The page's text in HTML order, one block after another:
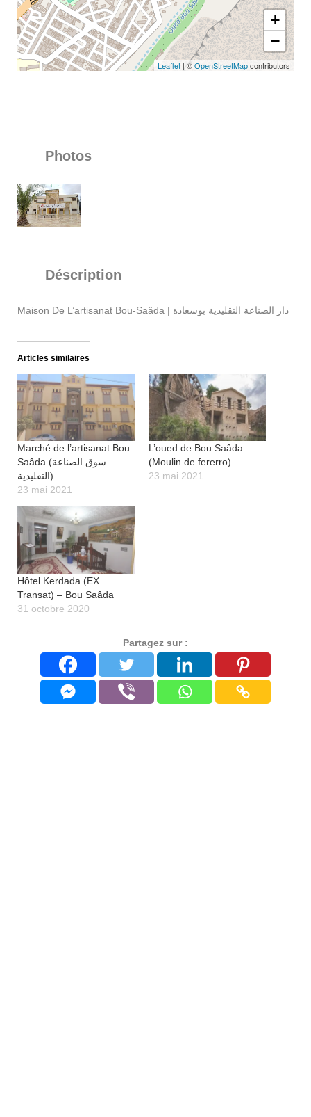
+
−
Leaflet| ©OpenStreetMapcontributors
Photos
Déscription
دار الصناعة التقليدية بوسعادة | Maison De L’artisanat Bou-Saâda
Articles similaires
Marché de l’artisanat Bou
Saâda (سوق الصناعة
التقليدية)
23 mai 2021
L’oued de Bou Saâda
(Moulin de fererro)
23 mai 2021
Hôtel Kerdada (EX
Transat) – Bou Saâda
31 octobre 2020
Partagez sur :